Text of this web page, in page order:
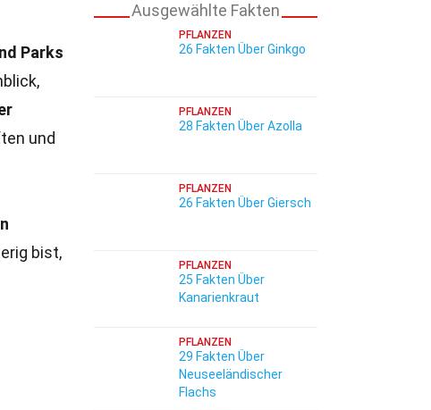
Parks
und
bist,
Ausgewählte Fakten
PFLANZEN
26 Fakten Über Ginkgo
PFLANZEN
28 Fakten Über Azolla
PFLANZEN
26 Fakten Über Giersch
PFLANZEN
25 Fakten Über
Kanarienkraut
PFLANZEN
29 Fakten Über
Neuseeländischer
Flachs